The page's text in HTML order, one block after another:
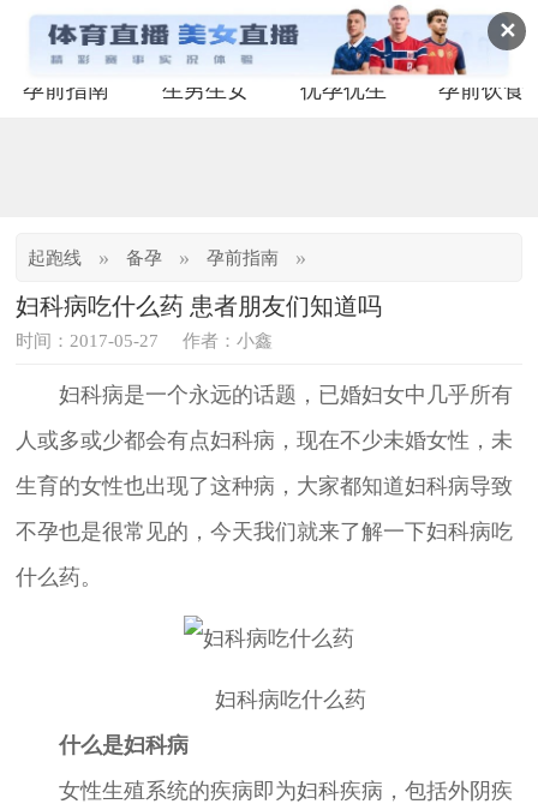
✕
孕前指南 生男生女 优孕优生 孕前饮食
起跑线 » 备孕 » 孕前指南 »
妇科病吃什么药 患者朋友们知道吗
时间：2017-05-27 作者：小鑫
妇科病是一个永远的话题，已婚妇女中几乎所有
人或多或少都会有点妇科病，现在不少未婚女性，未
生育的女性也出现了这种病，大家都知道妇科病导致
不孕也是很常见的，今天我们就来了解一下妇科病吃
什么药。
妇科病吃什么药
什么是妇科病
女性生殖系统的疾病即为妇科疾病，包括外阴疾